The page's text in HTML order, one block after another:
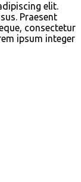
elit.
Praesent
consectetur
ipsum integer